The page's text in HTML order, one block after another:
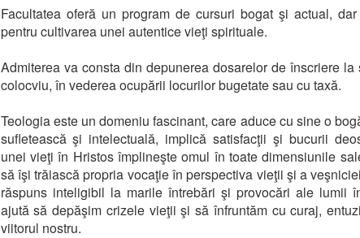
Facultatea oferă un program de cursuri bogat şi actual,
pentru cultivarea unei autentice vieţi spirituale.
Admiterea va consta din depunerea dosarelor de înscriere la
colocviu, în vederea ocupării locurilor bugetate sau cu taxă.
Teologia este un domeniu fascinant, care aduce cu sine o
sufletească şi intelectuală, implică satisfacţii şi bucurii
unei vieţi în Hristos împlineşte omul în toate dimensiunile
să îşi trăiască propria vocaţie în perspectiva vieţii şi a
răspuns inteligibil la marile întrebări şi provocări ale lumii
ajută să depăşim crizele vieţii şi să înfruntăm cu curaj,
viitorul nostru.